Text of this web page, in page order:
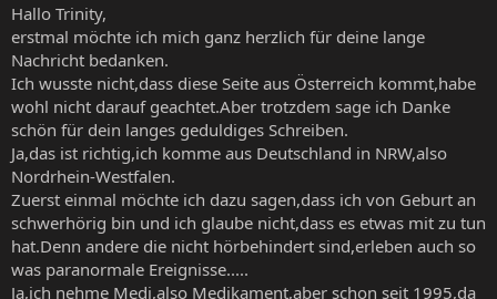
:
Hallo Trinity,
erstmal möchte ich mich ganz herzlich für deine lange
Nachricht bedanken.
Ich wusste nicht,dass diese Seite aus Österreich kommt,habe
wohl nicht darauf geachtet.Aber trotzdem sage ich Danke
schön für dein langes geduldiges Schreiben.
Ja,das ist richtig,ich komme aus Deutschland in NRW,also
Nordrhein-Westfalen.
Zuerst einmal möchte ich dazu sagen,dass ich von Geburt an
schwerhörig bin und ich glaube nicht,dass es etwas mit zu tun
hat.Denn andere die nicht hörbehindert sind,erleben auch so
was paranormale Ereignisse.....
Ja,ich nehme Medi,also Medikament,aber schon seit 1995,da